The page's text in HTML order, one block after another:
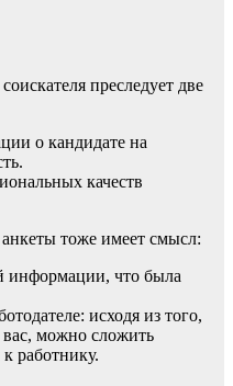
преследует две
о кандидате на
качеств
тоже имеет смысл:
информации, что была
исходя из того,
вас, можно сложить
работнику.